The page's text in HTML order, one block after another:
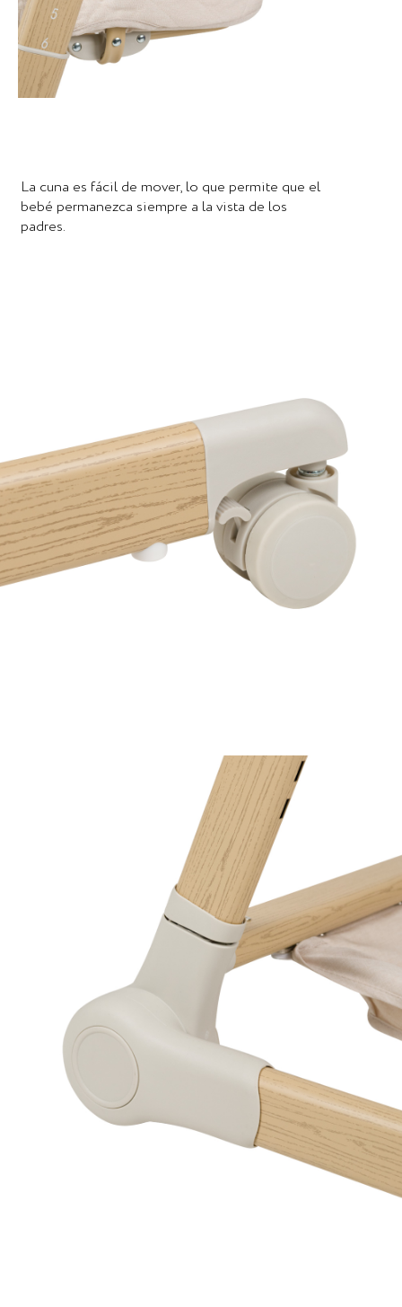
La cuna es fácil de mover, lo que permite que el
bebé permanezca siempre a la vista de los
padres.